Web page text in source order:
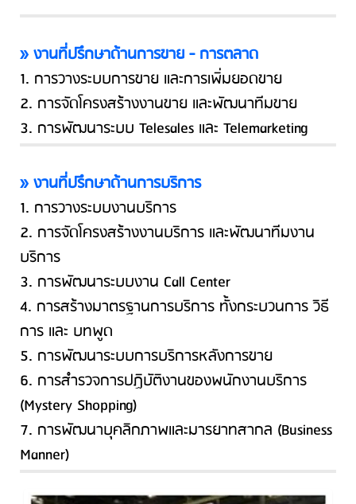
» งานที่ปรึกษาด้านการขาย - การตลาด
1. การวางระบบการขาย และการเพิ่มยอดขาย
2. การจัดโครงสร้างงานขาย และพัฒนาทีมขาย
3. การพัฒนาระบบ Telesales และ Telemarketing
» งานที่ปรึกษาด้านการบริการ
1. การวางระบบงานบริการ
2. การจัดโครงสร้างงานบริการ และพัฒนาทีมงาน
บริการ
3. การพัฒนาระบบงาน Call Center
4. การสร้างมาตรฐานการบริการ ทั้งกระบวนการ วิธี
การ และ บทพูด
5. การพัฒนาระบบการบริการหลังการขาย
6. การสำรวจการปฏิบัติงานของพนักงานบริการ
(Mystery Shopping)
7. การพัฒนาบุคลิกภาพและมารยาทสากล (Business
Manner)